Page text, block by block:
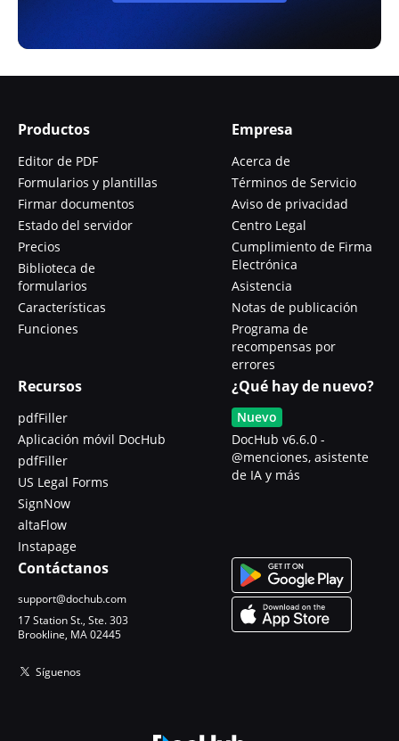
Productos
Editor de PDF
Formularios y plantillas
Firmar documentos
Estado del servidor
Precios
Biblioteca de
formularios
Características
Funciones
Empresa
Acerca de
Términos de Servicio
Aviso de privacidad
Centro Legal
Cumplimiento de Firma
Electrónica
Asistencia
Notas de publicación
Programa de
recompensas por
errores
Recursos
pdfFiller
Aplicación móvil DocHub
pdfFiller
US Legal Forms
SignNow
altaFlow
Instapage
¿Qué hay de nuevo?
Nuevo
DocHub v6.6.0 -
@menciones, asistente
de IA y más
Contáctanos
support@dochub.com
17 Station St., Ste. 303
Brookline, MA 02445
Síguenos